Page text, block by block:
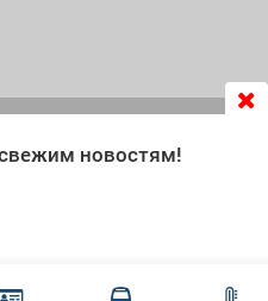
новостям!
cookie, которые
сайта и сбора
сервисов.